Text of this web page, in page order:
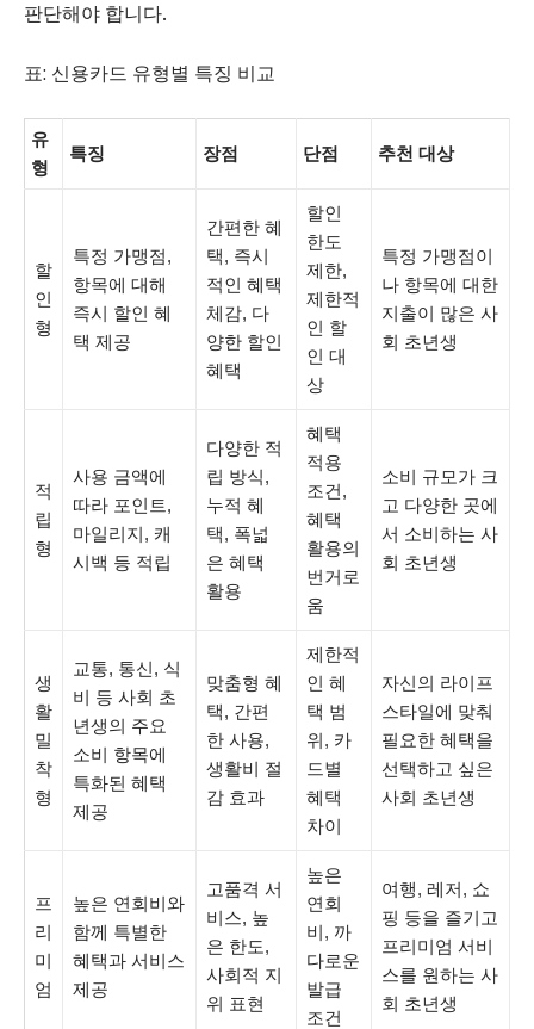
판단해야 합니다.
표: 신용카드 유형별 특징 비교
유
형
특징 장점 단점 추천 대상
할
인
형
특정 가맹점,
항목에 대해
즉시 할인 혜
택 제공
간편한 혜
택, 즉시
적인 혜택
체감, 다
양한 할인
혜택
할인
한도
제한,
제한적
인 할
인 대
상
특정 가맹점이
나 항목에 대한
지출이 많은 사
회 초년생
적
립
형
사용 금액에
따라 포인트,
마일리지, 캐
시백 등 적립
다양한 적
립 방식,
누적 혜
택, 폭넓
은 혜택
활용
혜택
적용
조건,
혜택
활용의
번거로
움
소비 규모가 크
고 다양한 곳에
서 소비하는 사
회 초년생
생
활
밀
착
형
교통, 통신, 식
비 등 사회 초
년생의 주요
소비 항목에
특화된 혜택
제공
맞춤형 혜
택, 간편
한 사용,
생활비 절
감 효과
제한적
인 혜
택 범
위, 카
드별
혜택
차이
자신의 라이프
스타일에 맞춰
필요한 혜택을
선택하고 싶은
사회 초년생
프
리
미
엄
높은 연회비와
함께 특별한
혜택과 서비스
제공
고품격 서
비스, 높
은 한도,
사회적 지
위 표현
높은
연회
비, 까
다로운
발급
조건
여행, 레저, 쇼
핑 등을 즐기고
프리미엄 서비
스를 원하는 사
회 초년생